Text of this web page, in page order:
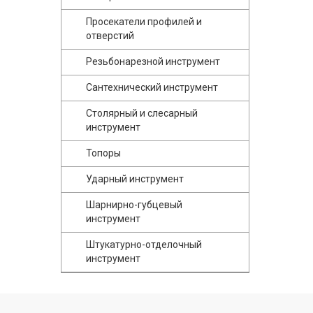
Просекатели профилей и
отверстий
Резьбонарезной инструмент
Сантехнический инструмент
Столярный и слесарный
инструмент
Топоры
Ударный инструмент
Шарнирно-губцевый
инструмент
Штукатурно-отделочный
инструмент